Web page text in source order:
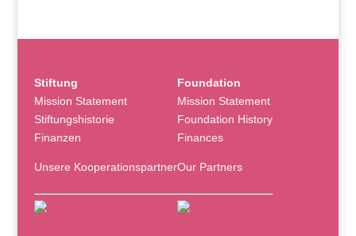
Stiftung
Mission Statement
Stiftungshistorie
Finanzen
Unsere Kooperationspartner
Foundation
Mission Statement
Foundation History
Finances
Our Partners